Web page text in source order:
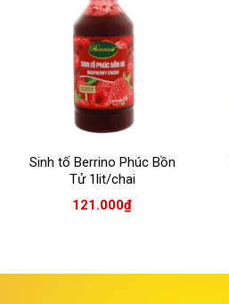
Sinh tố Berrino Phúc Bồn
Tử 1lit/chai
121.000₫